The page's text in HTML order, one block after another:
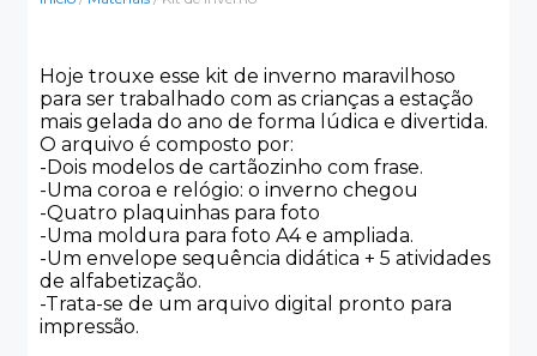
Hoje trouxe esse kit de inverno maravilhoso
para ser trabalhado com as crianças a estação
mais gelada do ano de forma lúdica e divertida.
O arquivo é composto por:
-Dois modelos de cartãozinho com frase.
-Uma coroa e relógio: o inverno chegou
-Quatro plaquinhas para foto
-Uma moldura para foto A4 e ampliada.
-Um envelope sequência didática + 5 atividades
de alfabetização.
-Trata-se de um arquivo digital pronto para
impressão.